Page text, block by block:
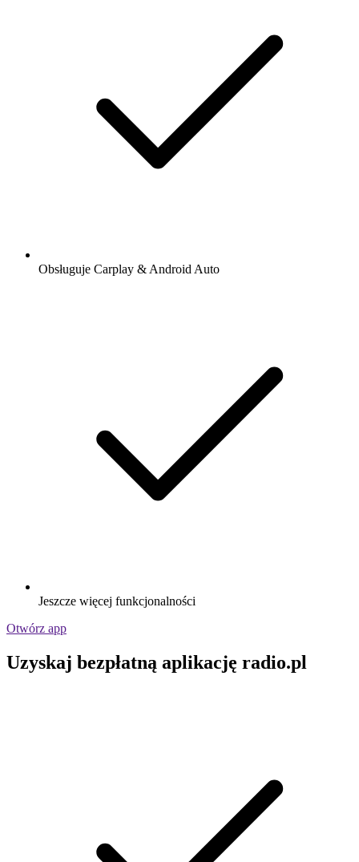
Obsługuje Carplay & Android Auto
Jeszcze więcej funkcjonalności
Otwórz app
Uzyskaj bezpłatną aplikację radio.pl